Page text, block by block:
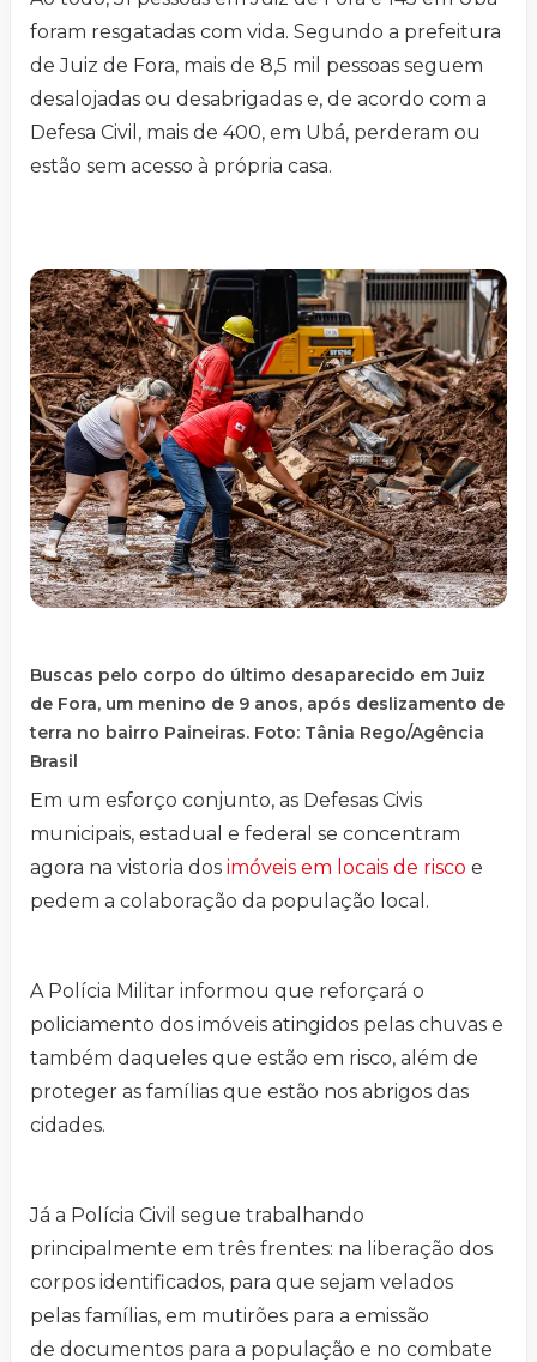
foram resgatadas com vida. Segundo a prefeitura
de Juiz de Fora, mais de 8,5 mil pessoas seguem
desalojadas ou desabrigadas e, de acordo com a
Defesa Civil, mais de 400, em Ubá, perderam ou
estão sem acesso à própria casa.
Buscas pelo corpo do último desaparecido em Juiz
de Fora, um menino de 9 anos, após deslizamento de
terra no bairro Paineiras. Foto: Tânia Rego/Agência
Brasil
Em um esforço conjunto, as Defesas Civis
municipais, estadual e federal se concentram
agora na vistoria dos imóveis em locais de risco e
pedem a colaboração da população local.
A Polícia Militar informou que reforçará o
policiamento dos imóveis atingidos pelas chuvas e
também daqueles que estão em risco, além de
proteger as famílias que estão nos abrigos das
cidades.
Já a Polícia Civil segue trabalhando
principalmente em três frentes: na liberação dos
corpos identificados, para que sejam velados
pelas famílias, em mutirões para a emissão
de documentos para a população e no combate